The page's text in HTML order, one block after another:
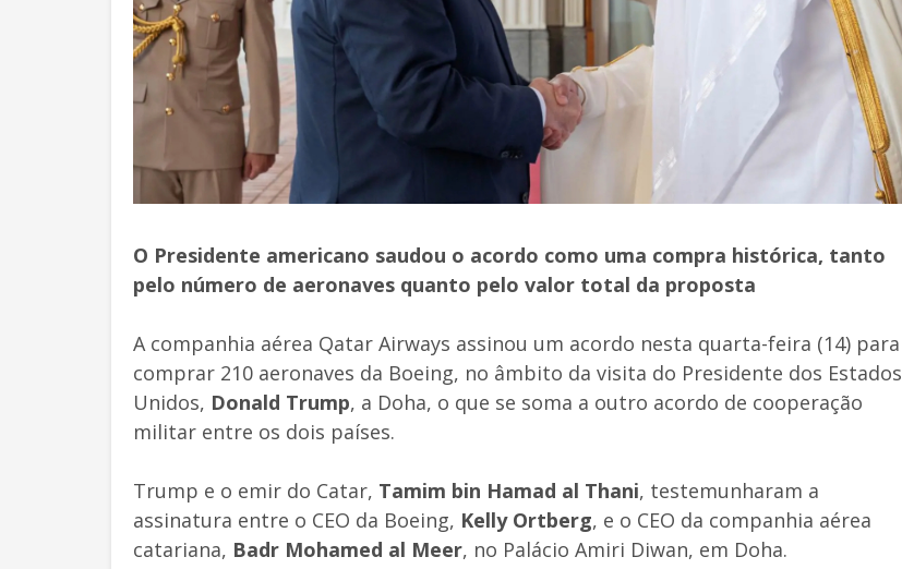
O Presidente americano saudou o acordo como uma compra histórica, tanto
pelo número de aeronaves quanto pelo valor total da proposta
A companhia aérea Qatar Airways assinou um acordo nesta quarta-feira (14) para
comprar 210 aeronaves da Boeing, no âmbito da visita do Presidente dos Estados
Unidos, Donald Trump, a Doha, o que se soma a outro acordo de cooperação
militar entre os dois países.
Trump e o emir do Catar, Tamim bin Hamad al Thani, testemunharam a
assinatura entre o CEO da Boeing, Kelly Ortberg, e o CEO da companhia aérea
catariana, Badr Mohamed al Meer, no Palácio Amiri Diwan, em Doha.